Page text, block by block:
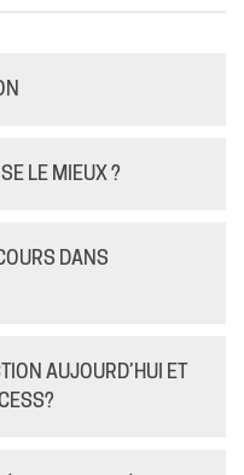
LE MIEUX ?
DANS
AUJOURD’HUI ET